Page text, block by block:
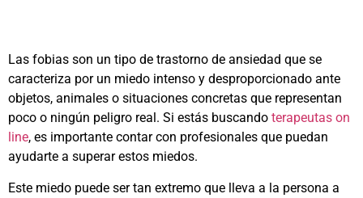
Las fobias son un tipo de trastorno de ansiedad que se
caracteriza por un miedo intenso y desproporcionado ante
objetos, animales o situaciones concretas que representan
poco o ningún peligro real. Si estás buscando terapeutas on
line, es importante contar con profesionales que puedan
ayudarte a superar estos miedos.
Este miedo puede ser tan extremo que lleva a la persona a